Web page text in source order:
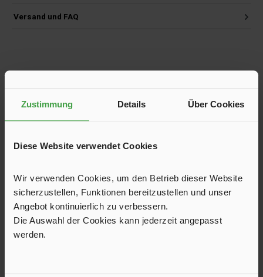
Zustimmung Details Über Cookies
Diese Website verwendet Cookies
Wir verwenden Cookies, um den Betrieb dieser Website
sicherzustellen, Funktionen bereitzustellen und unser
Angebot kontinuierlich zu verbessern.
Die Auswahl der Cookies kann jederzeit angepasst
werden.
Versand und FAQ